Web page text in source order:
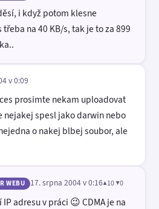
i když potom klesne
na 40 KB/s, tak je to za 899
v 0:09
prosimte nekam uploadovat
nejakej spesl jako darwin nebo
o nakej blbej soubor, ale
WEBU 17. srpna 2004 v 0:16▲10 ▼0
adresu v práci 😉 CDMA je na